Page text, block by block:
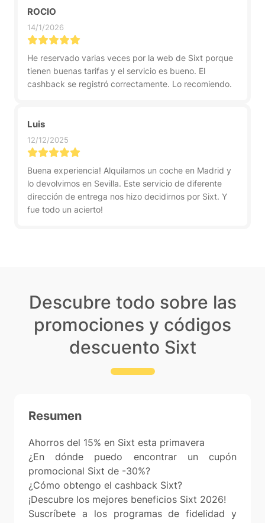
ROCIO
14/1/2026
He reservado varias veces por la web de Sixt porque
tienen buenas tarifas y el servicio es bueno. El
cashback se registró correctamente. Lo recomiendo.
Luis
12/12/2025
Buena experiencia! Alquilamos un coche en Madrid y
lo devolvimos en Sevilla. Este servicio de diferente
dirección de entrega nos hizo decidirnos por Sixt. Y
fue todo un acierto!
Descubre todo sobre las
promociones y códigos
descuento Sixt
Resumen
Ahorros del 15% en Sixt esta primavera
¿En dónde puedo encontrar un cupón
promocional Sixt de -30%?
¿Cómo obtengo el cashback Sixt?
¡Descubre los mejores beneficios Sixt 2026!
Suscríbete a los programas de fidelidad y